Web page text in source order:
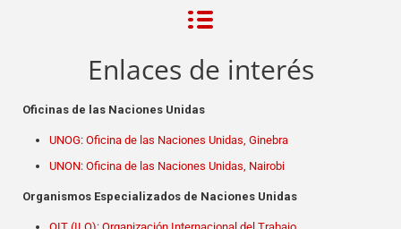
Enlaces de interés
Oficinas de las Naciones Unidas
UNOG: Oficina de las Naciones Unidas, Ginebra
UNON: Oficina de las Naciones Unidas, Nairobi
Organismos Especializados de Naciones Unidas